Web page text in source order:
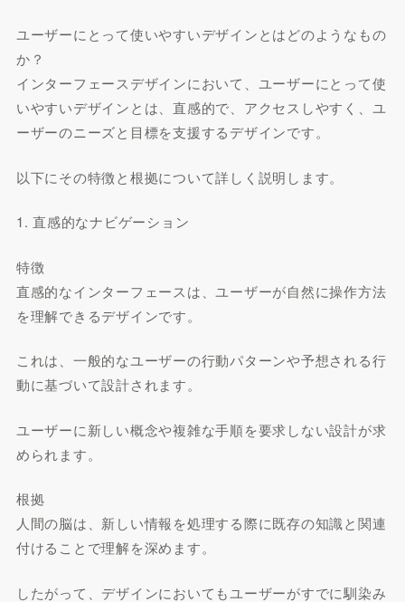
ユーザーにとって使いやすいデザインとはどのようなもの
か？
インターフェースデザインにおいて、ユーザーにとって使
いやすいデザインとは、直感的で、アクセスしやすく、ユ
ーザーのニーズと目標を支援するデザインです。
以下にその特徴と根拠について詳しく説明します。
1. 直感的なナビゲーション
特徴
直感的なインターフェースは、ユーザーが自然に操作方法
を理解できるデザインです。
これは、一般的なユーザーの行動パターンや予想される行
動に基づいて設計されます。
ユーザーに新しい概念や複雑な手順を要求しない設計が求
められます。
根拠
人間の脳は、新しい情報を処理する際に既存の知識と関連
付けることで理解を深めます。
したがって、デザインにおいてもユーザーがすでに馴染み